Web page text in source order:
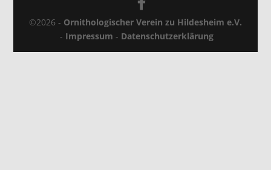
©2026 - Ornithologischer Verein zu Hildesheim e.V.
- Impressum - Datenschutzerklärung